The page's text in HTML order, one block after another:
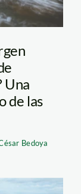
Una
de las
Bedoya